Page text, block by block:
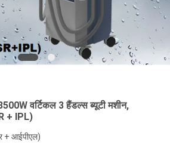
वर्टिकल 3 हैंडल्स ब्यूटी मशीन,
+ IPL)
+ आईपीएल)